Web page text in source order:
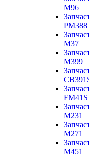
M96
PM388
M37
M399
FM41S
M231
M271
M451